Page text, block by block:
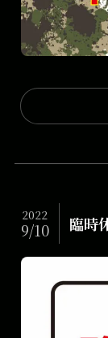
臨時
2022
9/10